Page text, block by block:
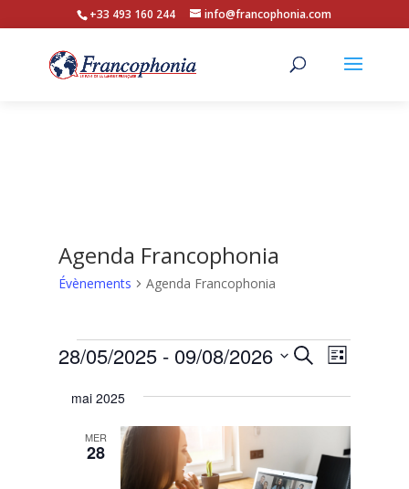
+33 493 160 244 info@francophonia.com
Agenda Francophonia
Évènements Agenda Francophonia
Évènements Recherche
navigation
de
vues
Recherche
de
vues
Liste
28/05/2025 - 09/08/2026
unemai 2025
MER
28